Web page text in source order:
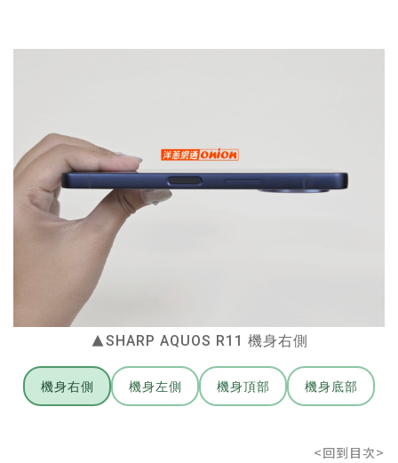
▲SHARP AQUOS R11 機身右側
機身右側 機身左側 機身頂部 機身底部
<回到目次>